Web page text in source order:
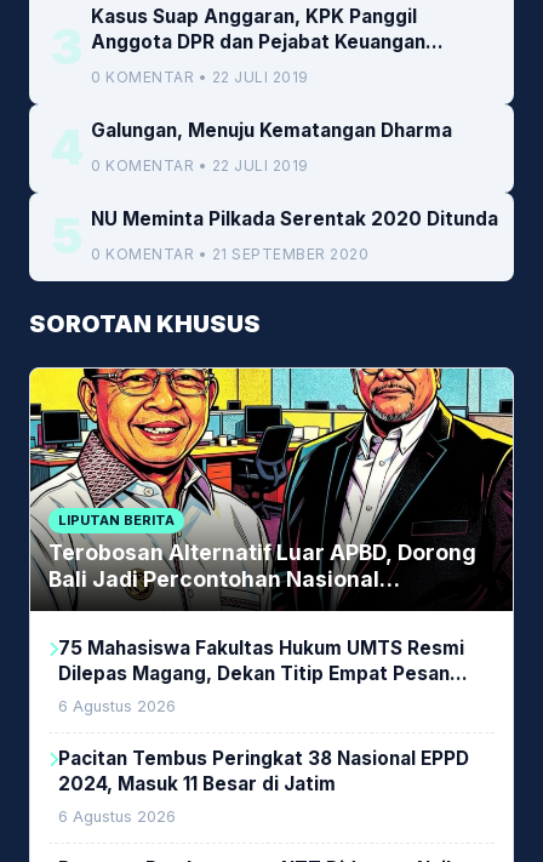
3
Kasus Suap Anggaran, KPK Panggil
Anggota DPR dan Pejabat Keuangan
Kemenkeu
0 KOMENTAR • 22 JULI 2019
4 Galungan, Menuju Kematangan Dharma
0 KOMENTAR • 22 JULI 2019
5 NU Meminta Pilkada Serentak 2020 Ditunda
0 KOMENTAR • 21 SEPTEMBER 2020
SOROTAN KHUSUS
LIPUTAN BERITA
Terobosan Alternatif Luar APBD, Dorong
Bali Jadi Percontohan Nasional
Pembiayaan Daerah
75 Mahasiswa Fakultas Hukum UMTS Resmi
Dilepas Magang, Dekan Titip Empat Pesan
Penting
6 Agustus 2026
Pacitan Tembus Peringkat 38 Nasional EPPD
2024, Masuk 11 Besar di Jatim
6 Agustus 2026